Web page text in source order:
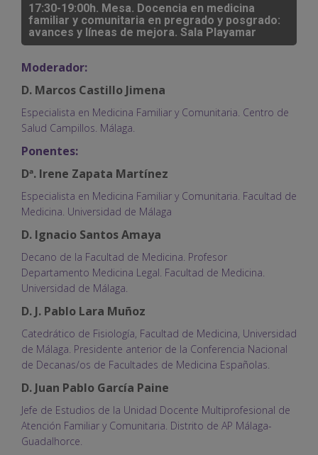
17:30-19:00h. Mesa. Docencia en medicina
familiar y comunitaria en pregrado y posgrado:
avances y líneas de mejora. Sala Playamar
Moderador:
D. Marcos Castillo Jimena
Especialista en Medicina Familiar y Comunitaria. Centro de
Salud Campillos. Málaga.
Ponentes:
Dª. Irene Zapata Martínez
Especialista en Medicina Familiar y Comunitaria. Facultad de
Medicina. Universidad de Málaga
D. Ignacio Santos Amaya
Decano de la Facultad de Medicina. Profesor
Departamento Medicina Legal. Facultad de Medicina.
Universidad de Málaga.
D. J. Pablo Lara Muñoz
Catedrático de Fisiología, Facultad de Medicina, Universidad
de Málaga. Presidente anterior de la Conferencia Nacional
de Decanas/os de Facultades de Medicina Españolas.
D. Juan Pablo García Paine
Jefe de Estudios de la Unidad Docente Multiprofesional de
Atención Familiar y Comunitaria. Distrito de AP Málaga-
Guadalhorce.